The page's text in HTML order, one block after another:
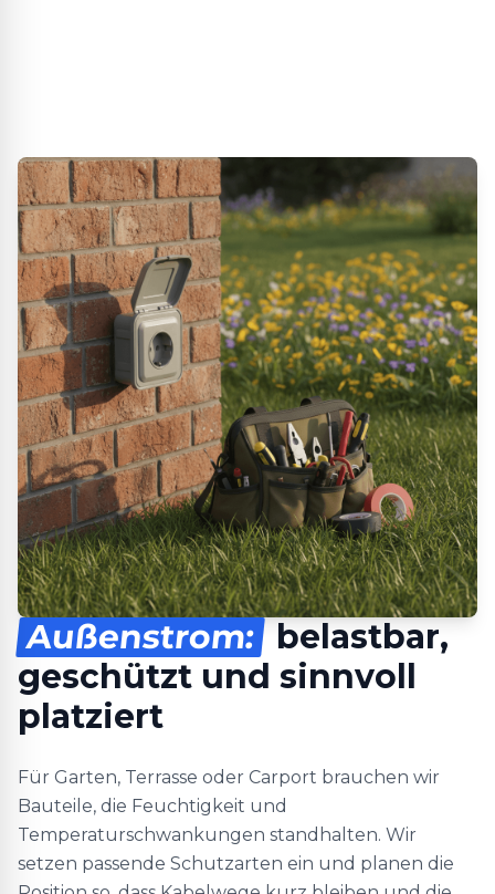
Außenstrom: belastbar,
geschützt und sinnvoll
platziert
Für Garten, Terrasse oder Carport brauchen wir
Bauteile, die Feuchtigkeit und
Temperaturschwankungen standhalten. Wir
setzen passende Schutzarten ein und planen die